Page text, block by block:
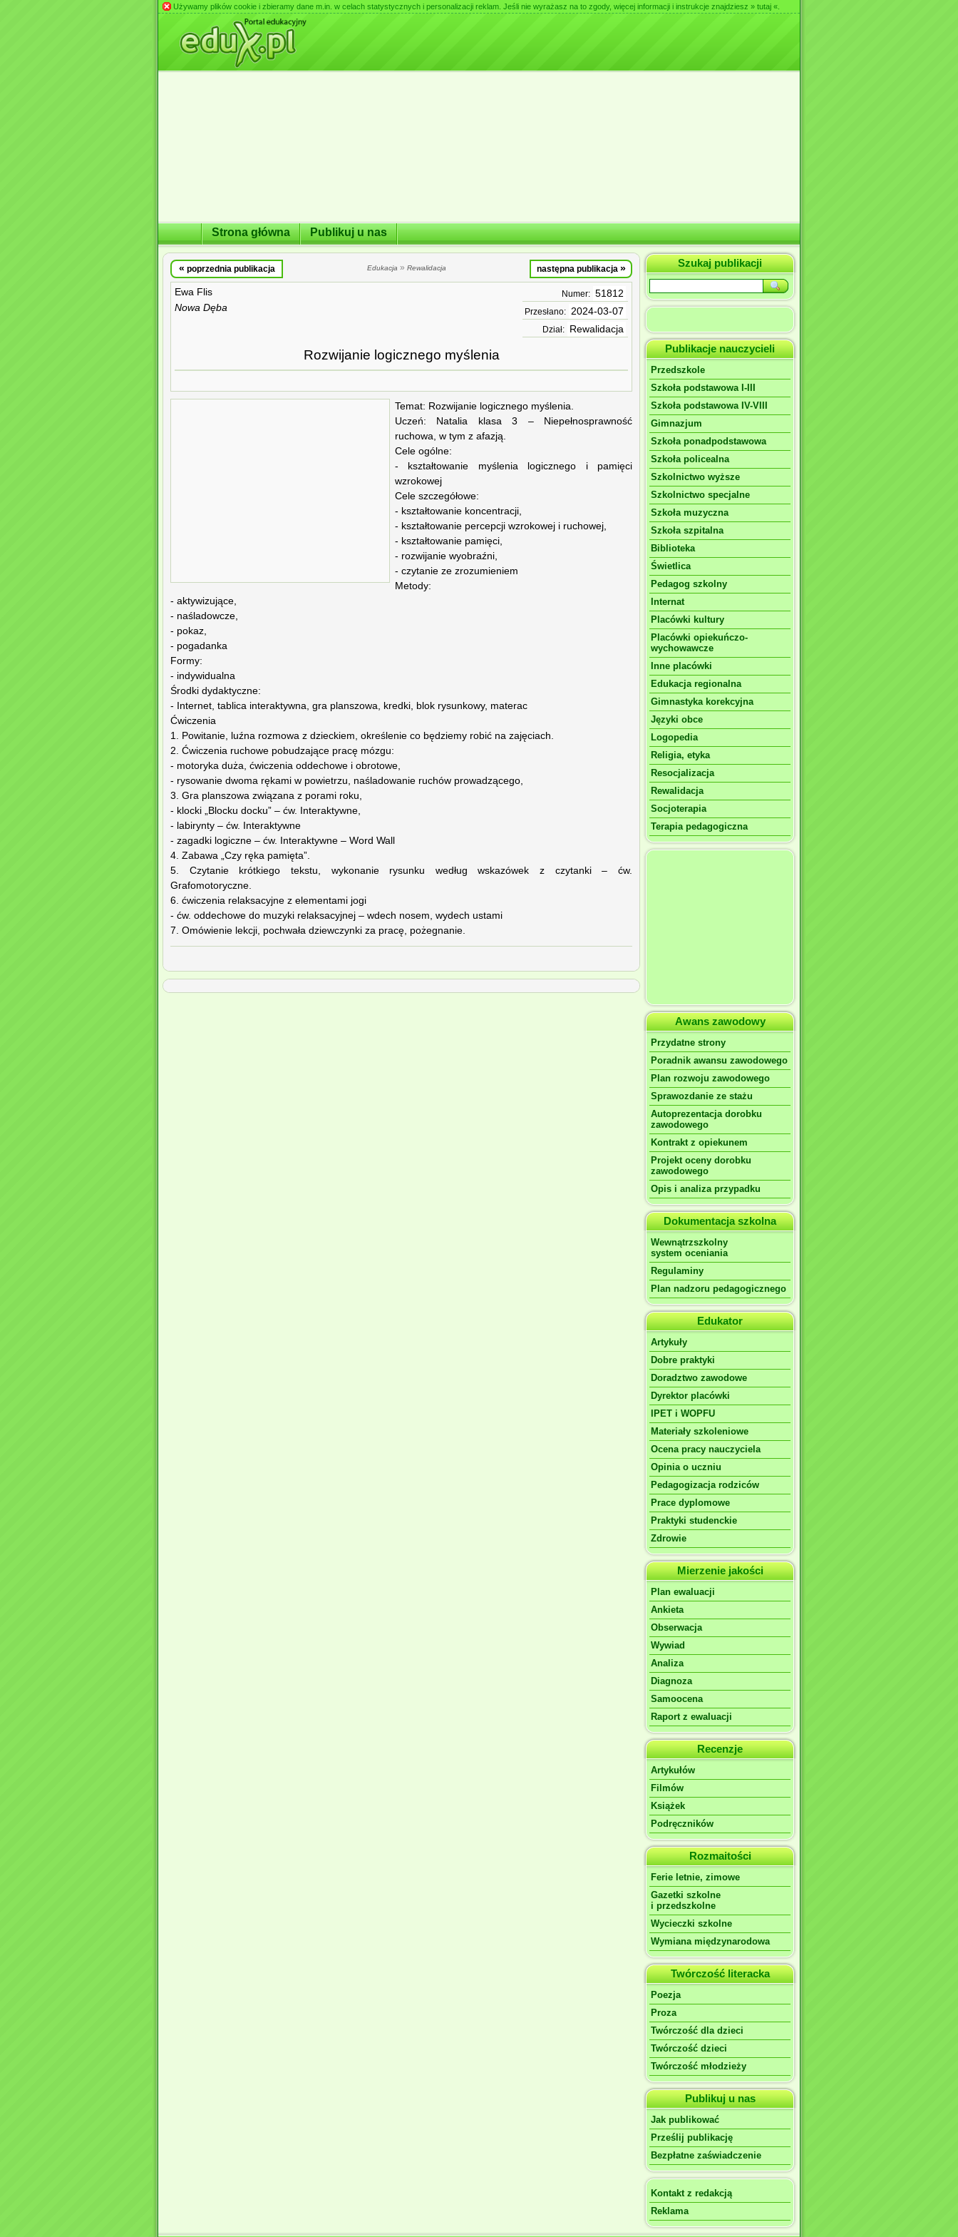
Używamy plików cookie i zbieramy dane m.in. w celach statystycznych i personalizacji reklam. Jeśli nie wyrażasz na to zgody, więcej informacji i instrukcje znajdziesz » tutaj «
Strona główna Publikuj u nas
« poprzednia publikacja Edukacja » Rewalidacja następna publikacja »
Ewa Flis
Nowa Dęba
Numer: 51812
Przesłano: 2024-03-07
Dział: Rewalidacja
Rozwijanie logicznego myślenia
Temat: Rozwijanie logicznego myślenia.
Uczeń: Natalia klasa 3 – Niepełnosprawność
ruchowa, w tym z afazją.
Cele ogólne:
- kształtowanie myślenia logicznego i pamięci
wzrokowej
Cele szczegółowe:
- kształtowanie koncentracji,
- kształtowanie percepcji wzrokowej i ruchowej,
- kształtowanie pamięci,
- rozwijanie wyobraźni,
- czytanie ze zrozumieniem
Metody:
- aktywizujące,
- naśladowcze,
- pokaz,
- pogadanka
Formy:
- indywidualna
Środki dydaktyczne:
- Internet, tablica interaktywna, gra planszowa, kredki, blok rysunkowy, materac
Ćwiczenia
1. Powitanie, luźna rozmowa z dzieckiem, określenie co będziemy robić na zajęciach.
2. Ćwiczenia ruchowe pobudzające pracę mózgu:
- motoryka duża, ćwiczenia oddechowe i obrotowe,
- rysowanie dwoma rękami w powietrzu, naśladowanie ruchów prowadzącego,
3. Gra planszowa związana z porami roku,
- klocki „Blocku docku” – ćw. Interaktywne,
- labirynty – ćw. Interaktywne
- zagadki logiczne – ćw. Interaktywne – Word Wall
4. Zabawa „Czy ręka pamięta”.
5. Czytanie krótkiego tekstu, wykonanie rysunku według wskazówek z czytanki – ćw.
Grafomotoryczne.
6. ćwiczenia relaksacyjne z elementami jogi
- ćw. oddechowe do muzyki relaksacyjnej – wdech nosem, wydech ustami
7. Omówienie lekcji, pochwała dziewczynki za pracę, pożegnanie.
Szukaj publikacji
Publikacje nauczycieli
Przedszkole
Szkoła podstawowa I-III
Szkoła podstawowa IV-VIII
Gimnazjum
Szkoła ponadpodstawowa
Szkoła policealna
Szkolnictwo wyższe
Szkolnictwo specjalne
Szkoła muzyczna
Szkoła szpitalna
Biblioteka
Świetlica
Pedagog szkolny
Internat
Placówki kultury
Placówki opiekuńczo-
wychowawcze
Inne placówki
Edukacja regionalna
Gimnastyka korekcyjna
Języki obce
Logopedia
Religia, etyka
Resocjalizacja
Rewalidacja
Socjoterapia
Terapia pedagogiczna
Awans zawodowy
Przydatne strony
Poradnik awansu zawodowego
Plan rozwoju zawodowego
Sprawozdanie ze stażu
Autoprezentacja dorobku
zawodowego
Kontrakt z opiekunem
Projekt oceny dorobku
zawodowego
Opis i analiza przypadku
Dokumentacja szkolna
Wewnątrzszkolny
system oceniania
Regulaminy
Plan nadzoru pedagogicznego
Edukator
Artykuły
Dobre praktyki
Doradztwo zawodowe
Dyrektor placówki
IPET i WOPFU
Materiały szkoleniowe
Ocena pracy nauczyciela
Opinia o uczniu
Pedagogizacja rodziców
Prace dyplomowe
Praktyki studenckie
Zdrowie
Mierzenie jakości
Plan ewaluacji
Ankieta
Obserwacja
Wywiad
Analiza
Diagnoza
Samoocena
Raport z ewaluacji
Recenzje
Artykułów
Filmów
Książek
Podręczników
Rozmaitości
Ferie letnie, zimowe
Gazetki szkolne
i przedszkolne
Wycieczki szkolne
Wymiana międzynarodowa
Twórczość literacka
Poezja
Proza
Twórczość dla dzieci
Twórczość dzieci
Twórczość młodzieży
Publikuj u nas
Jak publikować
Prześlij publikację
Bezpłatne zaświadczenie
Kontakt z redakcją
Reklama